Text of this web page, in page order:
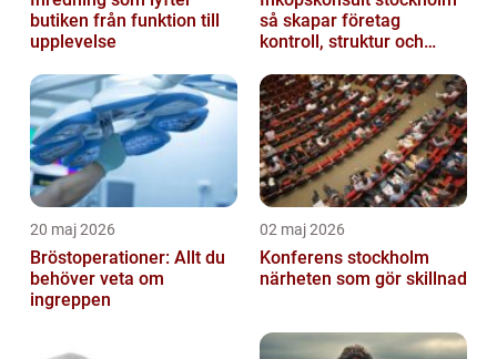
butiken från funktion till
upplevelse
så skapar företag
kontroll, struktur och
20 maj 2026
Bröstoperationer: Allt du
behöver veta om
ingreppen
02 maj 2026
Konferens stockholm
närheten som gör skillnad